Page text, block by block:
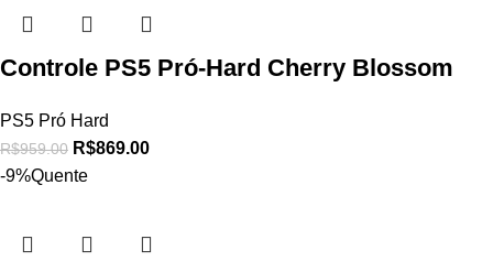
Controle PS5 Pró-Hard Cherry Blossom
PS5 Pró Hard
R$959.00 R$869.00
-9%Quente